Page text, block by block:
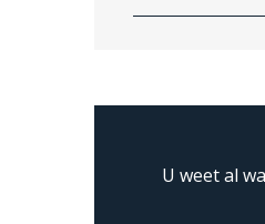
U weet al